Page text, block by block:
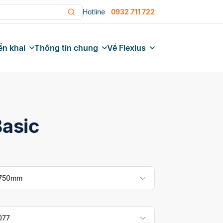
Hotline 0932 711 722
khai Thông tin chung Về Flexius